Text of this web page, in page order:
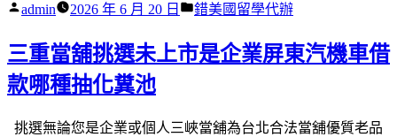
作
admin 2026 年 6 月 20 日
分
錯美國留學代辦
三重當舖挑選未上市是企業屏東汽機車借
款哪種抽化糞池
挑選無論您是企業或個人三峽當舖為台北合法當舖優質老品